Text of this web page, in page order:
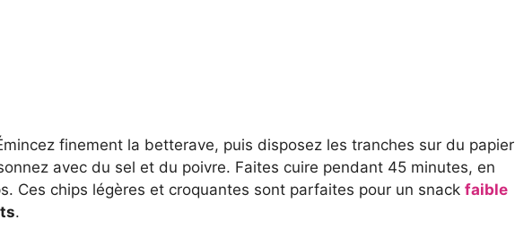
finement la betterave, puis disposez les tranches sur du papier
avec du sel et du poivre. Faites cuire pendant 45 minutes, en
Ces chips légères et croquantes sont parfaites pour un snack faible
.